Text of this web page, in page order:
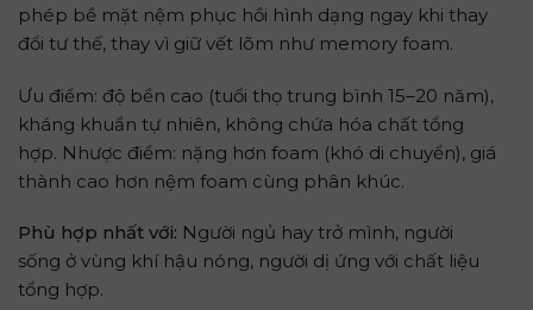
phép bề mặt nệm phục hồi hình dạng ngay khi thay
đổi tư thế, thay vì giữ vết lõm như memory foam.
Ưu điểm: độ bền cao (tuổi thọ trung bình 15–20 năm),
kháng khuẩn tự nhiên, không chứa hóa chất tổng
hợp. Nhược điểm: nặng hơn foam (khó di chuyển), giá
thành cao hơn nệm foam cùng phân khúc.
Phù hợp nhất với: Người ngủ hay trở mình, người
sống ở vùng khí hậu nóng, người dị ứng với chất liệu
tổng hợp.